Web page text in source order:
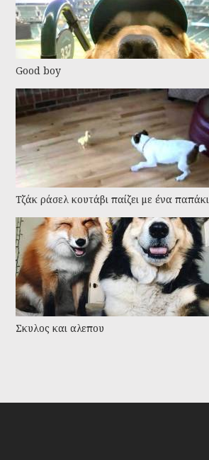
Good boy
Τζάκ ράσελ κουτάβι παίζει με ένα παπάκι
Σκυλος και αλεπου